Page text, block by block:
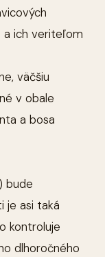
a ich veriteľom
väčšiu
v obale
a bosa
bude
je asi taká
kontroluje
dlhoročného